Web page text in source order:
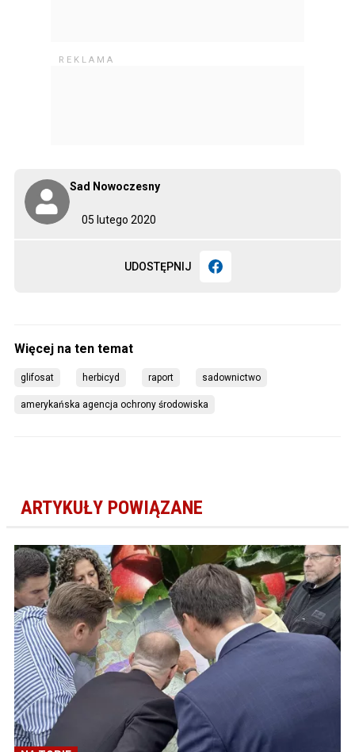
05 lutego 2020
Sad Nowoczesny
UDOSTĘPNIJ
glifosat herbicyd raport sadownictwo
amerykańska agencja ochrony środowiska
ARTYKUŁY POWIĄZANE